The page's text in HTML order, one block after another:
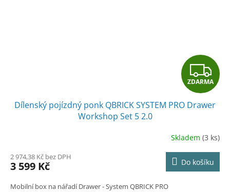
Z
D
A
R
M
A
ZDARMA
Dílenský pojízdný ponk QBRICK SYSTEM PRO Drawer
Workshop Set 5 2.0
Skladem (3 ks)
2 974,38 Kč bez DPH
3 599 Kč Do košíku
Mobilní box na nářadí Drawer - System QBRICK PRO